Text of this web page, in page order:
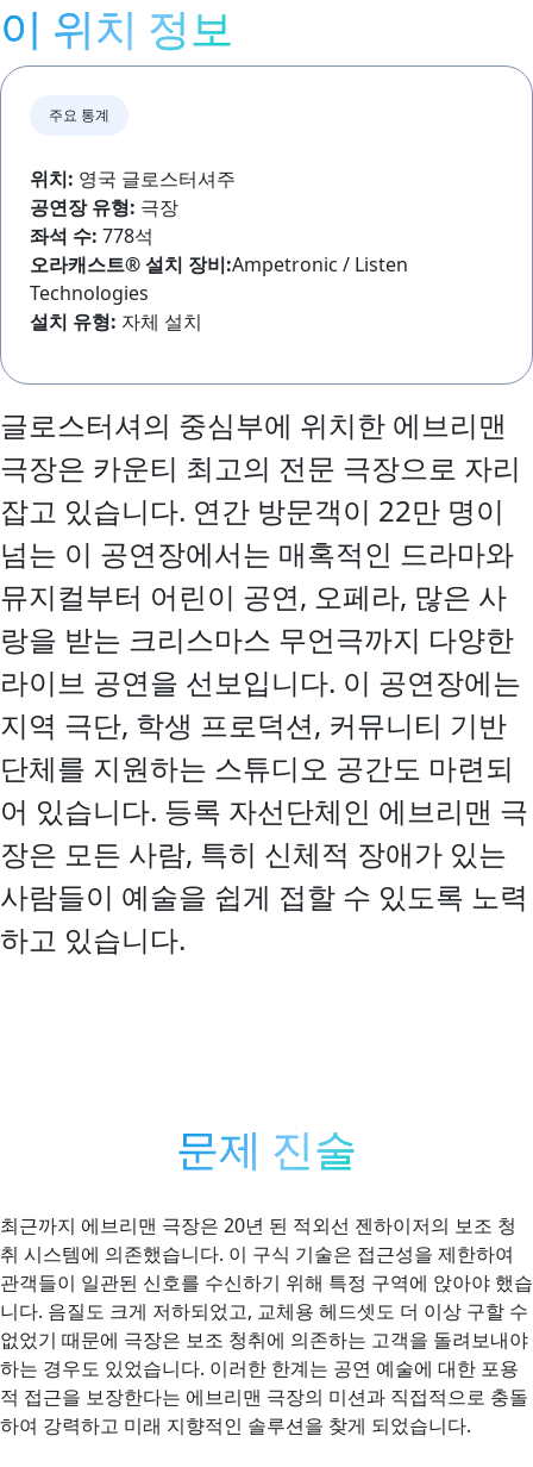
이 위치 정보
주요 통계
위치: 영국 글로스터셔주
공연장 유형: 극장
좌석 수: 778석
오라캐스트®설치 장비:Ampetronic / Listen
Technologies
설치 유형: 자체 설치
글로스터셔의 중심부에 위치한 에브리맨
극장은 카운티 최고의 전문 극장으로 자리
잡고 있습니다. 연간 방문객이 22만 명이
넘는 이 공연장에서는 매혹적인 드라마와
뮤지컬부터 어린이 공연, 오페라, 많은 사
랑을 받는 크리스마스 무언극까지 다양한
라이브 공연을 선보입니다. 이 공연장에는
지역 극단, 학생 프로덕션, 커뮤니티 기반
단체를 지원하는 스튜디오 공간도 마련되
어 있습니다. 등록 자선단체인 에브리맨 극
장은 모든 사람, 특히 신체적 장애가 있는
사람들이 예술을 쉽게 접할 수 있도록 노력
하고 있습니다.
문제 진술
최근까지 에브리맨 극장은 20년 된 적외선 젠하이저의 보조 청
취 시스템에 의존했습니다. 이 구식 기술은 접근성을 제한하여
관객들이 일관된 신호를 수신하기 위해 특정 구역에 앉아야 했습
니다. 음질도 크게 저하되었고, 교체용 헤드셋도 더 이상 구할 수
없었기 때문에 극장은 보조 청취에 의존하는 고객을 돌려보내야
하는 경우도 있었습니다. 이러한 한계는 공연 예술에 대한 포용
적 접근을 보장한다는 에브리맨 극장의 미션과 직접적으로 충돌
하여 강력하고 미래 지향적인 솔루션을 찾게 되었습니다.